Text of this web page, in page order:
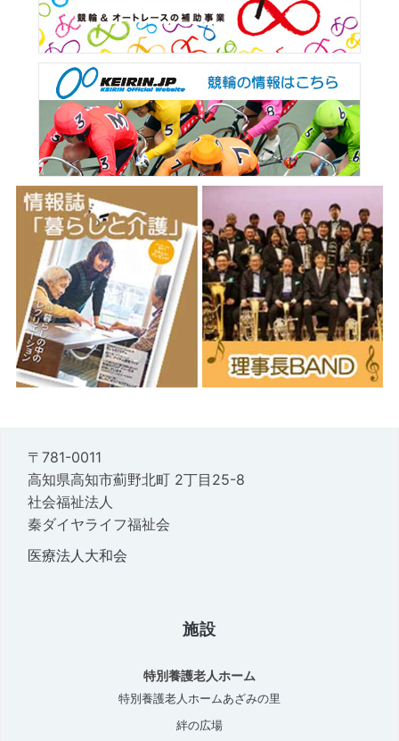
〒781-0011
高知県高知市薊野北町 2丁目25-8
社会福祉法人
秦ダイヤライフ福祉会
医療法人大和会
施設
特別養護老人ホーム
特別養護老人ホームあざみの里
絆の広場